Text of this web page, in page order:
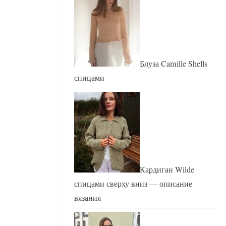
Блуза Camille Shells
спицами
Кардиган Wilde
спицами сверху вниз — описание
вязания